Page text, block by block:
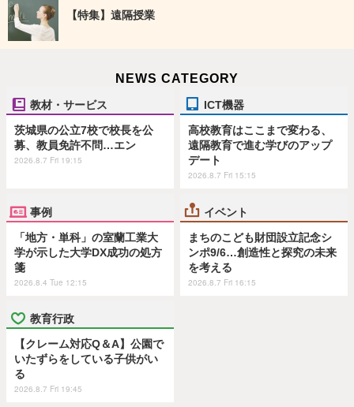
【特集】遠隔授業
NEWS CATEGORY
教材・サービス
茨城県の公立7校で校長を公
募、教員免許不問…エン
2026.8.7 Fri 19:15
ICT機器
高校教育はここまで変わる、
遠隔教育で進む学びのアップ
デート
2026.8.7 Fri 15:15
事例
「地方・単科」の室蘭工業大
学が示した大学DX成功の処方
箋
2026.8.4 Tue 12:15
イベント
まちのこども財団設立記念シ
ンポ9/6…創造性と探究の未来
を考える
2026.8.7 Fri 16:15
教育行政
【クレーム対応Q＆A】公園で
いたずらをしている子供がい
る
2026.8.7 Fri 19:45